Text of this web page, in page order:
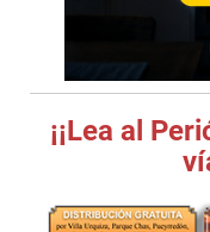
¡¡Lea al